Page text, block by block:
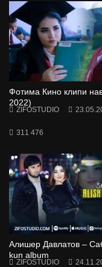
Фотима Кино клипи
2022)
ZIFOSTUDIO
311 476
Алишер Давлатов –
kun album
ZIFOSTUDIO